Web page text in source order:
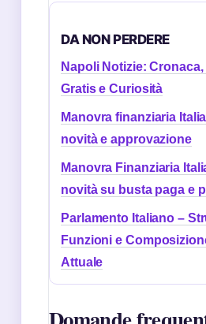
DA NON PERDERE
Napoli Notizie:
Gratis e Curiosità
Manovra finanziaria
novità e approvazione
Manovra Finanziaria
novità su busta paga e
Parlamento Italiano –
Funzioni e
Attuale